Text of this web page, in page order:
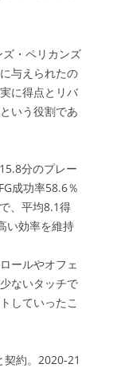
・ペリカンズ
与えられたの
に得点とリバ
いう役割であ
分のプレー
成功率58.6％
、平均8.1得
い効率を維持
ールやオフェ
ないタッチで
していったこ
約。2020-21